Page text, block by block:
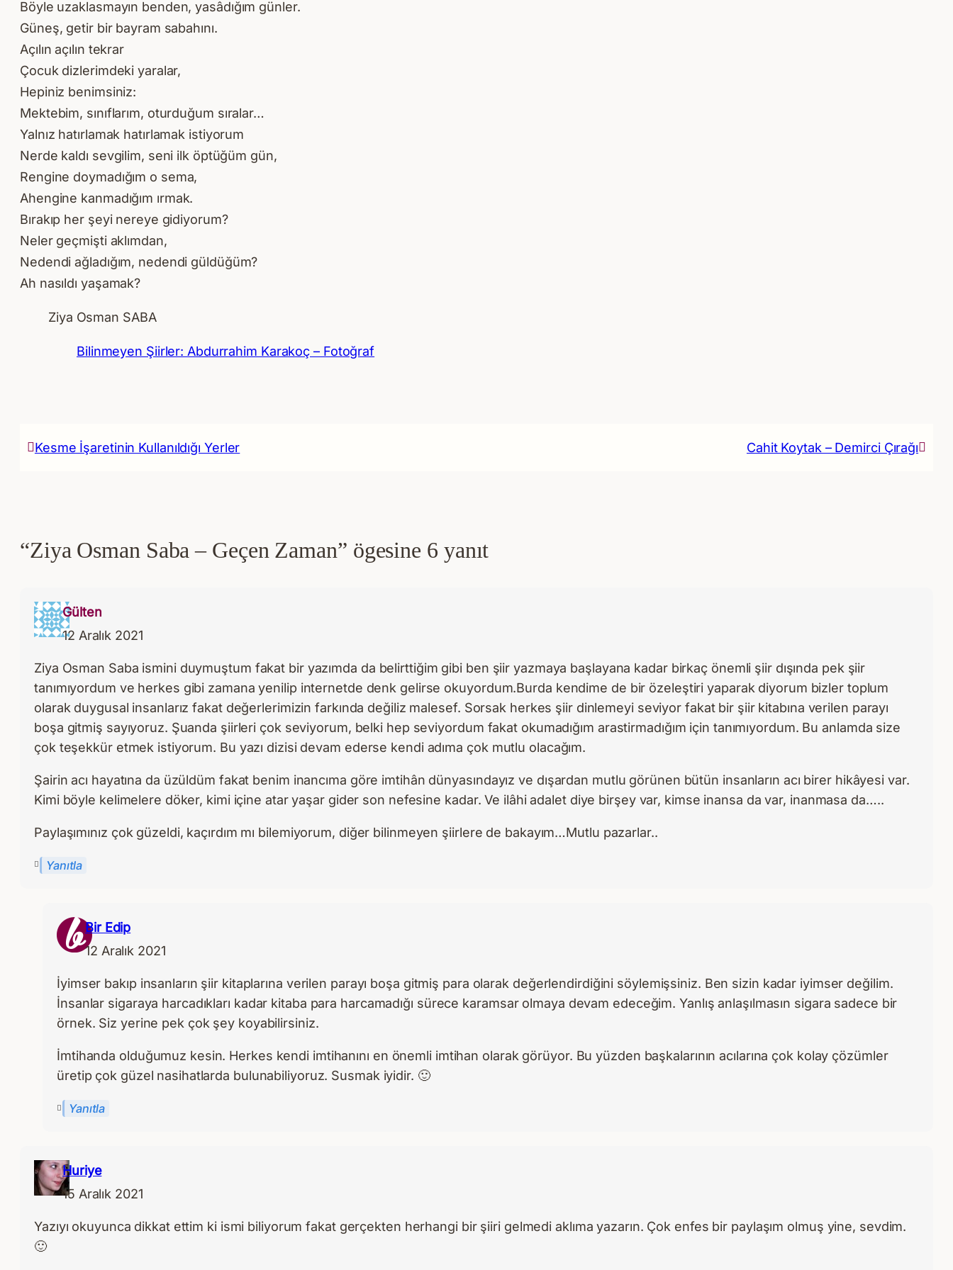
Böyle uzaklasmayın benden, yasâdığım günler.
Güneş, getir bir bayram sabahını.
Açılın açılın tekrar
Çocuk dizlerimdeki yaralar,
Hepiniz benimsiniz:
Mektebim, sınıflarım, oturduğum sıralar…
Yalnız hatırlamak hatırlamak istiyorum
Nerde kaldı sevgilim, seni ilk öptüğüm gün,
Rengine doymadığım o sema,
Ahengine kanmadığım ırmak.
Bırakıp her şeyi nereye gidiyorum?
Neler geçmişti aklımdan,
Nedendi ağladığım, nedendi güldüğüm?
Ah nasıldı yaşamak?
Ziya Osman SABA
Bilinmeyen Şiirler: Abdurrahim Karakoç – Fotoğraf
Kesme İşaretinin Kullanıldığı Yerler Cahit Koytak – Demirci Çırağı
“Ziya Osman Saba – Geçen Zaman” ögesine 6 yanıt
Gülten
12 Aralık 2021
Ziya Osman Saba ismini duymuştum fakat bir yazımda da belirttiğim gibi ben şiir yazmaya başlayana kadar birkaç önemli şiir dışında pek şiir
tanımıyordum ve herkes gibi zamana yenilip internetde denk gelirse okuyordum.Burda kendime de bir özeleştiri yaparak diyorum bizler toplum
olarak duygusal insanlarız fakat değerlerimizin farkında değiliz malesef. Sorsak herkes şiir dinlemeyi seviyor fakat bir şiir kitabına verilen parayı
boşa gitmiş sayıyoruz. Şuanda şiirleri çok seviyorum, belki hep seviyordum fakat okumadığım arastirmadığım için tanımıyordum. Bu anlamda size
çok teşekkür etmek istiyorum. Bu yazı dizisi devam ederse kendi adıma çok mutlu olacağım.
Şairin acı hayatına da üzüldüm fakat benim inancıma göre imtihân dünyasındayız ve dışardan mutlu görünen bütün insanların acı birer hikâyesi var.
Kimi böyle kelimelere döker, kimi içine atar yaşar gider son nefesine kadar. Ve ilâhi adalet diye birşey var, kimse inansa da var, inanmasa da…..
Paylaşımınız çok güzeldi, kaçırdım mı bilemiyorum, diğer bilinmeyen şiirlere de bakayım…Mutlu pazarlar..
Yanıtla
Bir Edip
12 Aralık 2021
İyimser bakıp insanların şiir kitaplarına verilen parayı boşa gitmiş para olarak değerlendirdiğini söylemişsiniz. Ben sizin kadar iyimser değilim.
İnsanlar sigaraya harcadıkları kadar kitaba para harcamadığı sürece karamsar olmaya devam edeceğim. Yanlış anlaşılmasın sigara sadece bir
örnek. Siz yerine pek çok şey koyabilirsiniz.
İmtihanda olduğumuz kesin. Herkes kendi imtihanını en önemli imtihan olarak görüyor. Bu yüzden başkalarının acılarına çok kolay çözümler
üretip çok güzel nasihatlarda bulunabiliyoruz. Susmak iyidir. 🙂
Yanıtla
Huriye
15 Aralık 2021
Yazıyı okuyunca dikkat ettim ki ismi biliyorum fakat gerçekten herhangi bir şiiri gelmedi aklıma yazarın. Çok enfes bir paylaşım olmuş yine, sevdim.
🙂